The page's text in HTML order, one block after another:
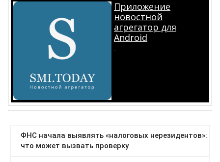
Приложение
новостной
агрегатор для
Android
.